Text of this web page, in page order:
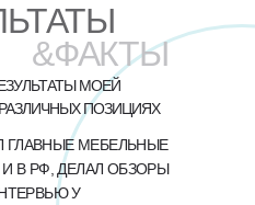
МОЕЙ
ПОЗИЦИЯХ
МЕБЕЛЬНЫЕ
В РФ, ДЕЛАЛ ОБЗОРЫ
У
&ФАКТЫ